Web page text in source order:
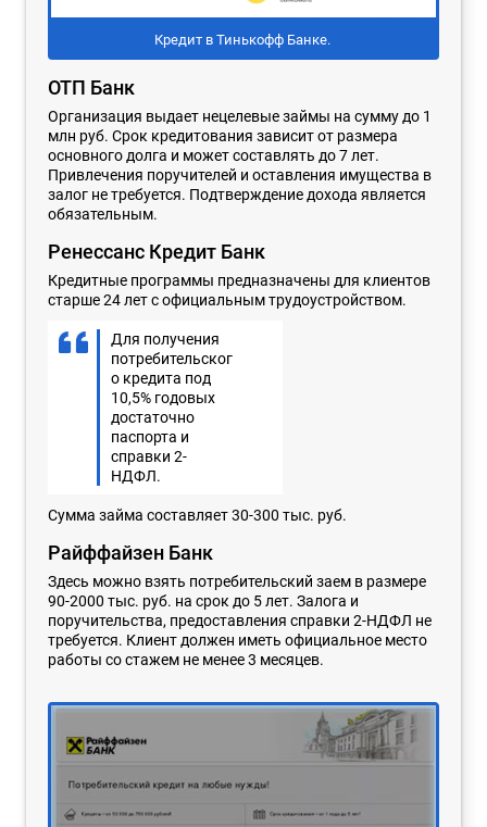
Кредит в Тинькофф Банке.
ОТП Банк
Организация выдает нецелевые займы на сумму до 1
млн руб. Срок кредитования зависит от размера
основного долга и может составлять до 7 лет.
Привлечения поручителей и оставления имущества в
залог не требуется. Подтверждение дохода является
обязательным.
Ренессанс Кредит Банк
Кредитные программы предназначены для клиентов
старше 24 лет с официальным трудоустройством.
Для получения
потребительског
о кредита под
10,5% годовых
достаточно
паспорта и
справки 2-
НДФЛ.
Сумма займа составляет 30-300 тыс. руб.
Райффайзен Банк
Здесь можно взять потребительский заем в размере
90-2000 тыс. руб. на срок до 5 лет. Залога и
поручительства, предоставления справки 2-НДФЛ не
требуется. Клиент должен иметь официальное место
работы со стажем не менее 3 месяцев.